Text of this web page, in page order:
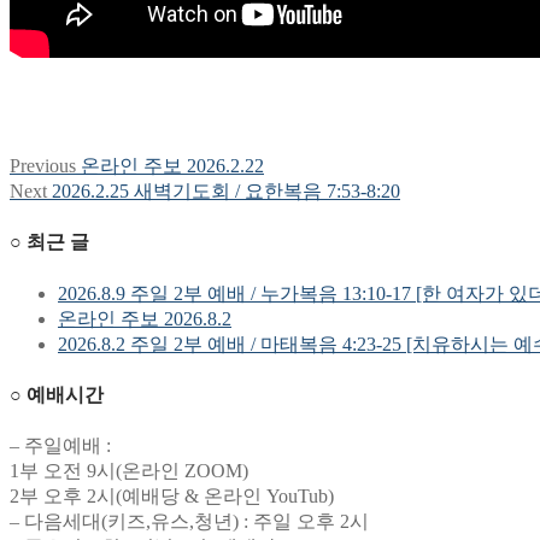
글
색
Previous Previous
post:
온라인 주보 2026.2.22
Next Next
2026.2.25 새벽기도회 / 요한복음 7:53-8:20
○ 최근 글
2026.8.9 주일 2부 예배 / 누가복음 13:10-17 [한 여자가 있
온라인 주보 2026.8.2
2026.8.2 주일 2부 예배 / 마태복음 4:23-25 [치유하시는 예
○ 예배시간
– 주일예배 :
1부 오전 9시(온라인 ZOOM)
2부 오후 2시(예배당 & 온라인 YouTub)
– 다음세대(키즈,유스,청년) : 주일 오후 2시